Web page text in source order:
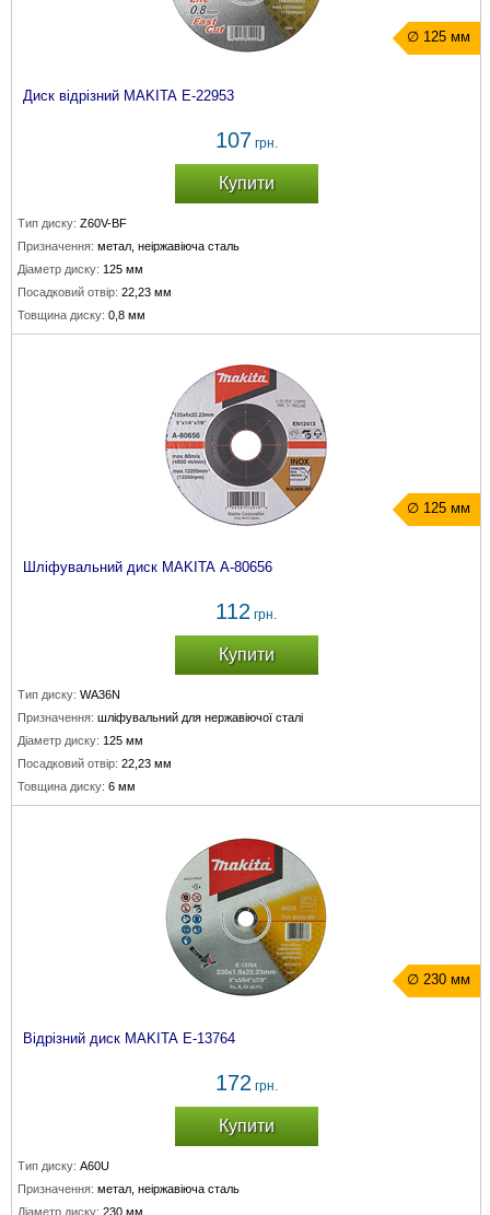
∅ 125 мм
Диск відрізний MAKITA E-22953
107 грн.
Купити
Тип диску: Z60V-BF
Призначення: метал, неіржавіюча сталь
Діаметр диску: 125 мм
Посадковий отвір: 22,23 мм
Товщина диску: 0,8 мм
∅ 125 мм
Шліфувальний диск MAKITA A-80656
112 грн.
Купити
Тип диску: WA36N
Призначення: шліфувальний для нержавіючої сталі
Діаметр диску: 125 мм
Посадковий отвір: 22,23 мм
Товщина диску: 6 мм
∅ 230 мм
Відрізний диск MAKITA E-13764
172грн.
Купити
Тип диску: A60U
Призначення: метал, неіржавіюча сталь
Діаметр диску: 230 мм